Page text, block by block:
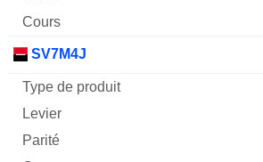
SV7M4J